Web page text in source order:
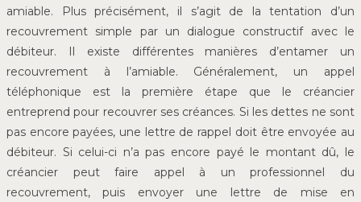
amiable. Plus précisément, il s’agit de la tentation d’un
recouvrement simple par un dialogue constructif avec le
débiteur. Il existe différentes manières d’entamer un
recouvrement à l’amiable. Généralement, un appel
téléphonique est la première étape que le créancier
entreprend pour recouvrer ses créances. Si les dettes ne sont
pas encore payées, une lettre de rappel doit être envoyée au
débiteur. Si celui-ci n’a pas encore payé le montant dû, le
créancier peut faire appel à un professionnel du
recouvrement, puis envoyer une lettre de mise en